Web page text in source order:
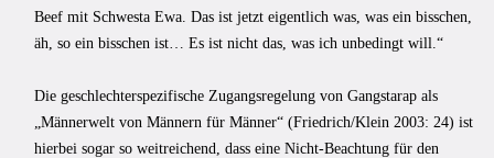
Beef mit Schwesta Ewa. Das ist jetzt eigentlich was, was ein bisschen,
äh, so ein bisschen ist… Es ist nicht das, was ich unbedingt will.“
Die geschlechterspezifische Zugangsregelung von Gangstarap als
„Männerwelt von Männern für Männer“ (Friedrich/Klein 2003: 24) ist
hierbei sogar so weitreichend, dass eine Nicht-Beachtung für den